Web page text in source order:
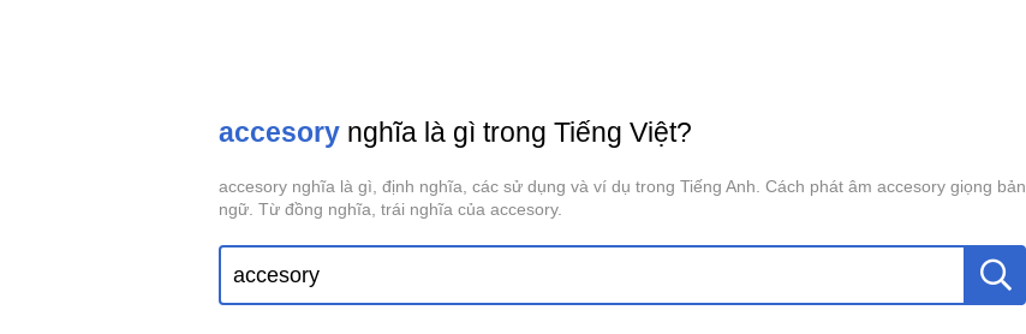
accesory nghĩa là gì trong Tiếng Việt?
accesory nghĩa là gì, định nghĩa, các sử dụng và ví dụ trong Tiếng Anh. Cách phát âm accesory giọng bản
ngữ. Từ đồng nghĩa, trái nghĩa của accesory.